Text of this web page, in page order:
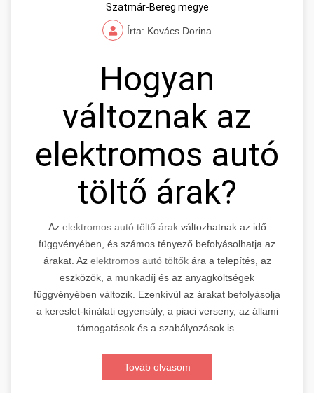
Szatmár-Bereg megye
Írta: Kovács Dorina
Hogyan
változnak az
elektromos autó
töltő árak?
Az elektromos autó töltő árakváltozhatnak az idő
függvényében, és számos tényező befolyásolhatja az
árakat. Az elektromos autó töltőkára a telepítés, az
eszközök, a munkadíj és az anyagköltségek
függvényében változik. Ezenkívül az árakat befolyásolja
a kereslet-kínálati egyensúly, a piaci verseny, az állami
támogatások és a szabályozások is.
Továb olvasom